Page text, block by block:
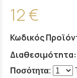
12 €
Κωδικός
Διαθεσιμότητα:
Ποσότητα: